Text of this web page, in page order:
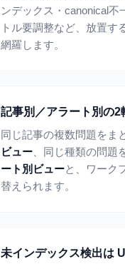
ンデックス・canonical不
トル要調整など、放置す
網羅します。
記事別／アラート別の2
同じ記事の複数問題をま
ビュー 、同じ種類の問題
ート別ビューと、ワーク
替えられます。
未インデックス検出は